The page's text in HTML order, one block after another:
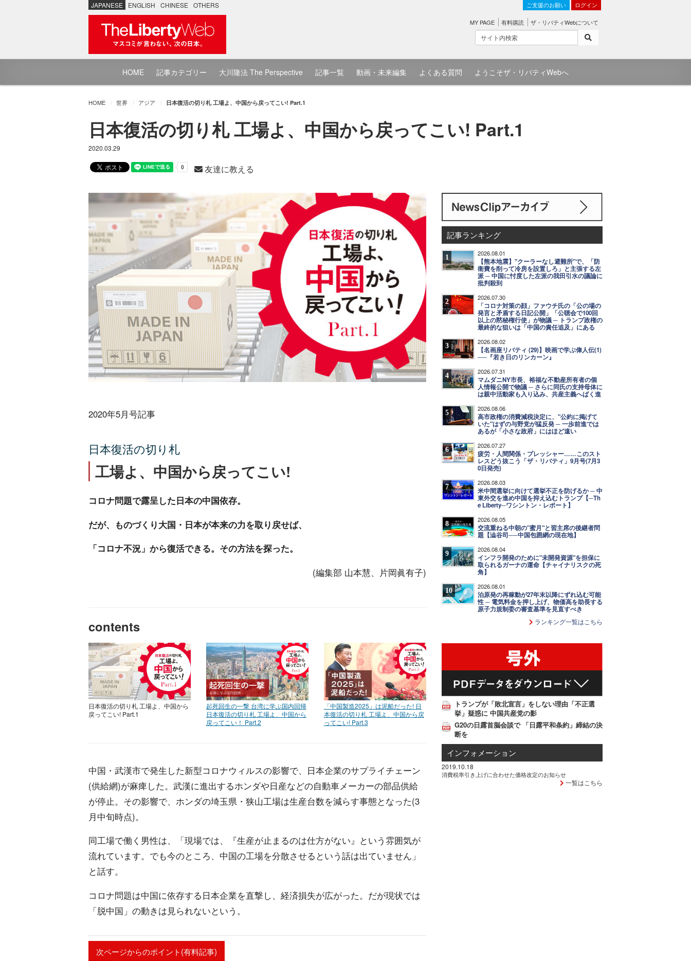
JAPANESE ENGLISH CHINESE OTHERS ご支援のお願い ログイン
MY PAGE 有料購読 ザ・リバティWebについて
HOME 記事カテゴリー 大川隆法 The Perspective 記事一覧 動画・未来編集 よくある質問 ようこそザ・リバティWebへ
HOME 世界 アジア 日本復活の切り札 工場よ、中国から戻ってこい! Part.1
日本復活の切り札 工場よ、中国から戻ってこい! Part.1
2020.03.29
友達に教える
2020年5月号記事
日本復活の切り札
工場よ、中国から戻ってこい!
コロナ問題で露呈した日本の中国依存。
だが、ものづくり大国・日本が本来の力を取り戻せば、
「コロナ不況」から復活できる。その方法を探った。
(編集部 山本慧、片岡眞有子)
contents
日本復活の切り札 工場よ、中国から
戻ってこい! Part.1
起死回生の一撃 台湾に学ぶ国内回帰
日本復活の切り札 工場よ、中国から
戻ってこい！ Part.2
「中国製造2025」は泥船だった! 日
本復活の切り札 工場よ、中国から戻
ってこい! Part.3
中国・武漢市で発生した新型コロナウィルスの影響で、日本企業のサプライチェーン
(供給網)が麻痺した。武漢に進出するホンダや日産などの自動車メーカーの部品供給
が停止。その影響で、ホンダの埼玉県・狭山工場は生産台数を減らす事態となった(3
月中旬時点)。
同工場で働く男性は、「現場では、『生産が止まるのは仕方がない』という雰囲気が
流れています。でも今のところ、中国の工場を分散させるという話は出ていません」
と話す。
コロナ問題は中国に依存する日本企業を直撃し、経済損失が広がった。だが現状では
「脱中国」の動きは見られないという。
次ページからのポイント(有料記事)
記事ランキング
1 2026.08.01
【熊本地震】"クーラーなし避難所"で、「防
衛費を削って冷房を設置しろ」と主張する左
派 ─ 中国に忖度した左派の我田引水の議論に
批判殺到
2 2026.07.30
「コロナ対策の顔」ファウチ氏の「公の場の
発言と矛盾する日記公開」「公聴会で100回
以上の黙秘権行使」が物議 ─ トランプ政権の
最終的な狙いは「中国の責任追及」にある
3 2026.08.02
【名画座リバティ (29)】映画で学ぶ偉人伝(1)
──『若き日のリンカーン』
4 2026.07.31
マムダニNY市長、裕福な不動産所有者の個
人情報公開で物議 ─ さらに同氏の支持母体に
は親中活動家も入り込み、共産主義へばく進
5 2026.08.06
高市政権の消費減税決定に、"公約に掲げて
いた"はずの与野党が猛反発 ─ 一歩前進では
あるが「小さな政府」にはほど遠い
6 2026.07.27
疲労・人間関係・プレッシャー……このスト
レスどう抜こう「ザ・リバティ」9月号(7月3
0日発売)
7 2026.08.03
米中間選挙に向けて選挙不正を防げるか ─ 中
東外交を進め中国を抑え込むトランプ【─Th
e Liberty─ワシントン・レポート】
8 2026.08.05
交流重ねる中朝の"蜜月"と習主席の後継者問
題【澁谷司──中国包囲網の現在地】
9 2026.08.04
インフラ開発のために"未開発資源"を担保に
取られるガーナの運命【チャイナリスクの死
角】
10 2026.08.01
泊原発の再稼動が27年末以降にずれ込む可能
性 ─ 電気料金を押し上げ、物価高を助長する
原子力規制委の審査基準を見直すべき
ランキング一覧はこちら
トランプが「敗北宣言」をしない理由「不正選
挙」疑惑に 中国共産党の影
G20の日露首脳会談で 「日露平和条約」締結の決
断を
インフォメーション
2019.10.18
消費税率引き上げに合わせた価格改定のお知らせ
一覧はこちら